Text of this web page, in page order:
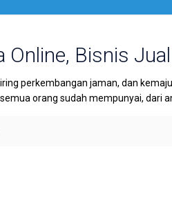
Online, Bisnis
perkembangan jaman, dan
orang sudah mempunyai, dari